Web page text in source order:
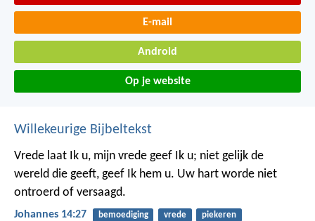
E-mail
Android
Op je website
Willekeurige Bijbeltekst
Vrede laat Ik u, mijn vrede geef Ik u; niet gelijk de
wereld die geeft, geef Ik hem u. Uw hart worde niet
ontroerd of versaagd.
Johannes 14:27 bemoediging vrede piekeren